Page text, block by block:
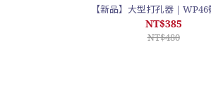
【新品】大型打孔器 |
NT$385
NT$480